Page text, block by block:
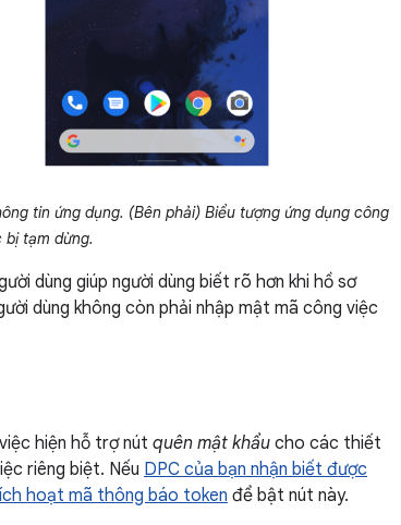
tin ứng dụng. (Bên phải) Biểu tượng ứng dụng công
bị tạm dừng.
dùng giúp người dùng biết rõ hơn khi hồ sơ
dùng không còn phải nhập mật mã công việc
hiện hỗ trợ nút quên mật khẩu cho các thiết
riêng biệt. Nếu DPC của bạn nhận biết được
hoạt mã thông báo token để bật nút này.